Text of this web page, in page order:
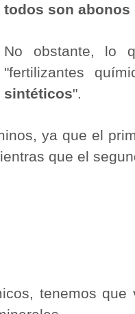
todos son abonos
No obstante, lo
"fertilizantes
sintéticos".
ya que el
que el
tenemos que